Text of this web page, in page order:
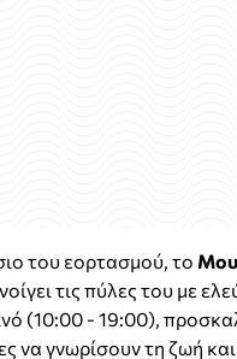
του εορτασμού, το
τις πύλες του με
(10:00 - 19:00),
να γνωρίσουν τη ζωή